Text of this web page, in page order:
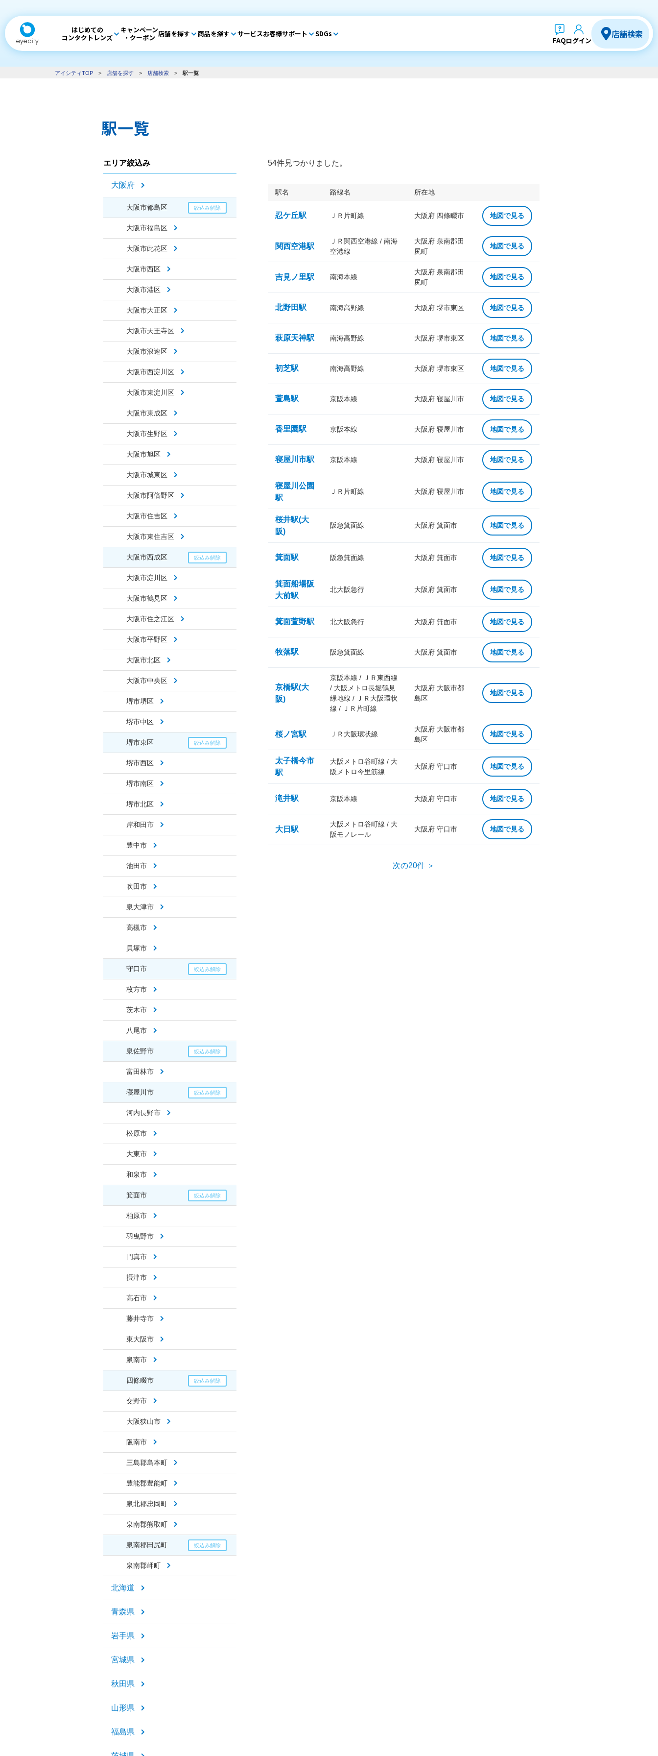
はじめての
コンタクトレンズ
キャンペーン
・クーポン 店舗を探す 商品を探す サービスお客様サポート SDGs
FAQログイン
店舗検索
アイシティTOP > 店舗を探す > 店舗検索 > 駅一覧
駅一覧
エリア絞込み
大阪府
大阪市都島区
大阪市福島区
大阪市此花区
大阪市西区
大阪市港区
大阪市大正区
大阪市天王寺区
大阪市浪速区
大阪市西淀川区
大阪市東淀川区
大阪市東成区
大阪市生野区
大阪市旭区
大阪市城東区
大阪市阿倍野区
大阪市住吉区
大阪市東住吉区
大阪市西成区
大阪市淀川区
大阪市鶴見区
大阪市住之江区
大阪市平野区
大阪市北区
大阪市中央区
堺市堺区
堺市中区
堺市東区
堺市西区
堺市南区
堺市北区
岸和田市
豊中市
池田市
吹田市
泉大津市
高槻市
貝塚市
守口市
枚方市
茨木市
八尾市
泉佐野市
富田林市
寝屋川市
河内長野市
松原市
大東市
和泉市
箕面市
柏原市
羽曳野市
門真市
摂津市
高石市
藤井寺市
東大阪市
泉南市
四條畷市
交野市
大阪狭山市
阪南市
三島郡島本町
豊能郡豊能町
泉北郡忠岡町
泉南郡熊取町
泉南郡田尻町
泉南郡岬町
北海道
青森県
岩手県
宮城県
秋田県
山形県
福島県
54件見つかりました。
駅名 路線名 所在地
忍ケ丘駅 ＪＲ片町線 大阪府 四條畷市 地図で見る
関西空港駅
ＪＲ関西空港線 / 南海
空港線
大阪府 泉南郡田
尻町
地図で見る
吉見ノ里駅 南海本線
大阪府 泉南郡田
尻町
地図で見る
北野田駅 南海高野線 大阪府 堺市東区 地図で見る
萩原天神駅 南海高野線 大阪府 堺市東区 地図で見る
初芝駅 南海高野線 大阪府 堺市東区 地図で見る
萱島駅 京阪本線 大阪府 寝屋川市 地図で見る
香里園駅 京阪本線 大阪府 寝屋川市 地図で見る
寝屋川市駅 京阪本線 大阪府 寝屋川市 地図で見る
寝屋川公園
駅
ＪＲ片町線 大阪府 寝屋川市 地図で見る
桜井駅(大
阪)
阪急箕面線 大阪府 箕面市 地図で見る
箕面駅 阪急箕面線 大阪府 箕面市 地図で見る
箕面船場阪
大前駅
北大阪急行 大阪府 箕面市 地図で見る
箕面萱野駅 北大阪急行 大阪府 箕面市 地図で見る
牧落駅 阪急箕面線 大阪府 箕面市 地図で見る
京橋駅(大
阪)
京阪本線 / ＪＲ東西線
/ 大阪メトロ長堀鶴見
緑地線 / ＪＲ大阪環状
線 / ＪＲ片町線
大阪府 大阪市都
島区
地図で見る
桜ノ宮駅 ＪＲ大阪環状線
大阪府 大阪市都
島区
地図で見る
太子橋今市
駅
大阪メトロ谷町線 / 大
阪メトロ今里筋線
大阪府 守口市 地図で見る
滝井駅 京阪本線 大阪府 守口市 地図で見る
大日駅
大阪メトロ谷町線 / 大
阪モノレール
大阪府 守口市 地図で見る
次の20件 ＞